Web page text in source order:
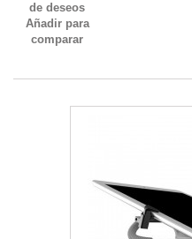
de deseos
Añadir para
comparar